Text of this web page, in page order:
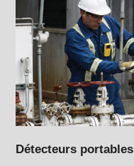
Détecteurs portables